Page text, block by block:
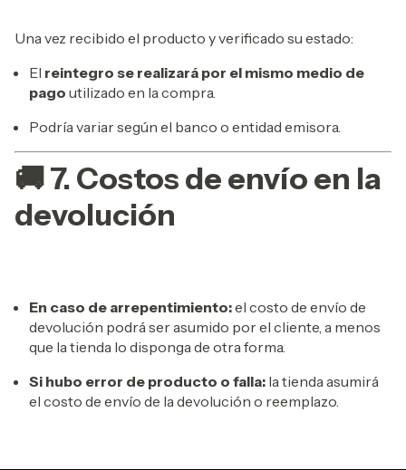
Una vez recibido el producto y verificado su estado:
El reintegro se realizará por el mismo medio de
pago utilizado en la compra.
Podría variar según el banco o entidad emisora.
🚚 7. Costos de envío en la
devolución
En caso de arrepentimiento:el costo de envío de
devolución podrá ser asumido por el cliente, a menos
que la tienda lo disponga de otra forma.
Si hubo error de producto o falla: la tienda asumirá
el costo de envío de la devolución o reemplazo.